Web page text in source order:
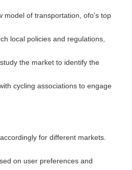
model of transportation, ofo's top
local policies and regulations,
the market to identify the
cycling associations to engage
for different markets.
on user preferences and